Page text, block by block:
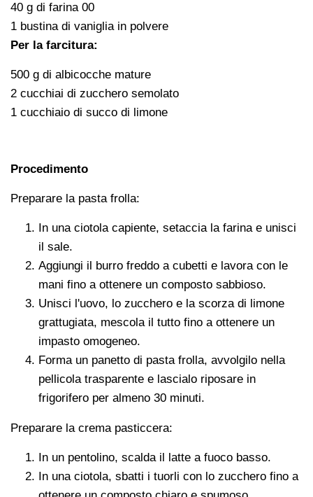
40 g di farina 00
1 bustina di vaniglia in polvere
Per la farcitura:
500 g di albicocche mature
2 cucchiai di zucchero semolato
1 cucchiaio di succo di limone
Procedimento
Preparare la pasta frolla:
In una ciotola capiente, setaccia la farina e unisci
il sale.
Aggiungi il burro freddo a cubetti e lavora con le
mani fino a ottenere un composto sabbioso.
Unisci l'uovo, lo zucchero e la scorza di limone
grattugiata, mescola il tutto fino a ottenere un
impasto omogeneo.
Forma un panetto di pasta frolla, avvolgilo nella
pellicola trasparente e lascialo riposare in
frigorifero per almeno 30 minuti.
Preparare la crema pasticcera:
In un pentolino, scalda il latte a fuoco basso.
In una ciotola, sbatti i tuorli con lo zucchero fino a